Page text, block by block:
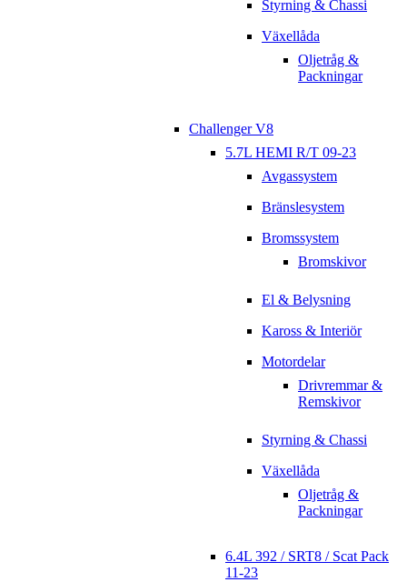
Styrning & Chassi
Växellåda
Oljetråg &
Packningar
Challenger V8
5.7L HEMI R/T 09-23
Avgassystem
Bränslesystem
Bromssystem
Bromskivor
El & Belysning
Kaross & Interiör
Motordelar
Drivremmar &
Remskivor
Styrning & Chassi
Växellåda
Oljetråg &
Packningar
6.4L 392 / SRT8 / Scat Pack
11-23